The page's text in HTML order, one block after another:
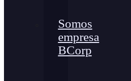
Somos
empresa
BCorp